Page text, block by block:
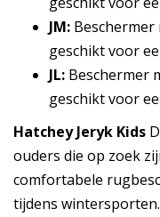
JM: Beschermer
geschikt voor
JL: Beschermer
geschikt voor
Hatchey Jeryk Kids
ouders die op zoek
comfortabele
tijdens